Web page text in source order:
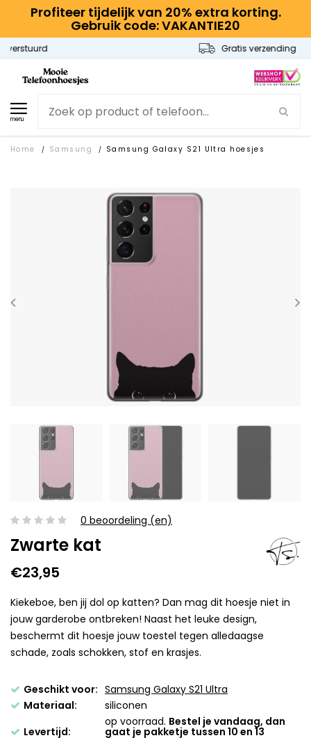
Profiteer tijdelijk van 20% extra korting.
Gebruik code: VAKANTIE20
Gratis verzending
menu
Home / Samsung / Samsung Galaxy S21 Ultra hoesjes
0 beoordeling (en)
Zwarte kat
€23,95
Kiekeboe, ben jij dol op katten? Dan mag dit hoesje niet in
jouw garderobe ontbreken! Naast het leuke design,
beschermt dit hoesje jouw toestel tegen alledaagse
schade, zoals schokken, stof en krasjes.
Geschikt voor: Samsung Galaxy S21 Ultra
Materiaal:
siliconen
Levertijd:
op voorraad. Bestel je vandaag, dan
gaat je pakketje tussen 10 en 13